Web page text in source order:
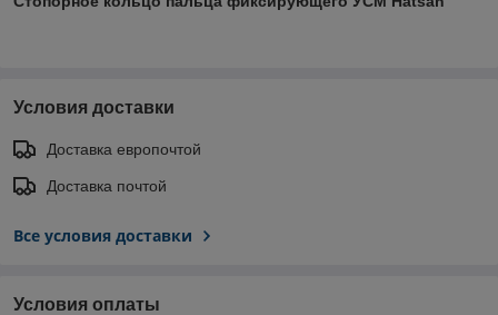
Условия доставки
Доставка европочтой
Доставка почтой
Все условия доставки
Условия оплаты